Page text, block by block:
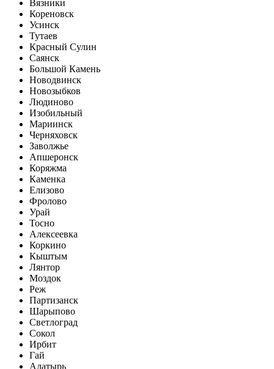
Вязники
Кореновск
Усинск
Тутаев
Красный Сулин
Саянск
Большой Камень
Новодвинск
Новозыбков
Людиново
Изобильный
Мариинск
Черняховск
Заволжье
Апшеронск
Коряжма
Каменка
Елизово
Фролово
Урай
Тосно
Алексеевка
Коркино
Кыштым
Лянтор
Моздок
Реж
Партизанск
Шарыпово
Светлоград
Сокол
Ирбит
Гай
Алатырь